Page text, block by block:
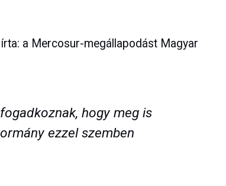
a Mercosur-megállapodást Magyar
hogy meg is
ezzel szemben